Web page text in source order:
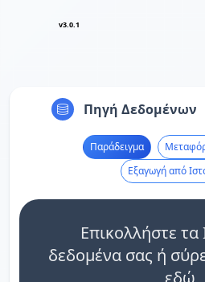
v3.0.1
Πηγή Δεδομένων
Παράδειγμα
Εξαγωγή από
Επικολλήστε
δεδομένα σας ή
εδώ